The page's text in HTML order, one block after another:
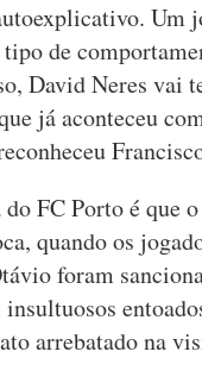
Um
de
David Neres vai
já aconteceu
do FC Porto é que
quando os
foram
arrebatado na